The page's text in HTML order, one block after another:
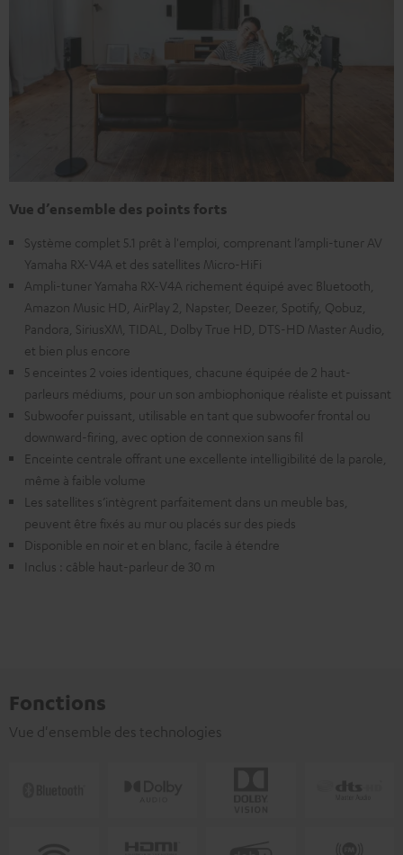
Vue d’ensemble des points forts
Système complet 5.1 prêt à l'emploi, comprenant l’ampli-tuner AV
Yamaha RX-V4A et des satellites Micro-HiFi
Ampli-tuner Yamaha RX-V4A richement équipé avec Bluetooth,
Amazon Music HD, AirPlay 2, Napster, Deezer, Spotify, Qobuz,
Pandora, SiriusXM, TIDAL, Dolby True HD, DTS-HD Master Audio,
et bien plus encore
5 enceintes 2 voies identiques, chacune équipée de 2 haut-
parleurs médiums, pour un son ambiophonique réaliste et puissant
Subwoofer puissant, utilisable en tant que subwoofer frontal ou
downward-firing, avec option de connexion sans fil
Enceinte centrale offrant une excellente intelligibilité de la parole,
même à faible volume
Les satellites s’intègrent parfaitement dans un meuble bas,
peuvent être fixés au mur ou placés sur des pieds
Disponible en noir et en blanc, facile à étendre
Inclus : câble haut-parleur de 30 m
Fonctions
Vue d'ensemble des technologies